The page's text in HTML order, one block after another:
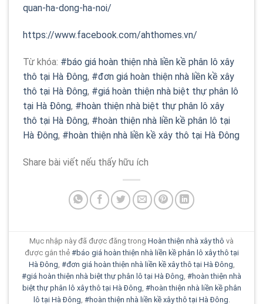
quan-ha-dong-ha-noi/
https://www.facebook.com/ahthomes.vn/
Từ khóa: #báo giá hoàn thiện nhà liền kề phân lô xây
thô tại Hà Đông, #đơn giá hoàn thiện nhà liền kề xây
thô tại Hà Đông, #giá hoàn thiện nhà biệt thự phân lô
tại Hà Đông, #hoàn thiện nhà biệt thự phân lô xây
thô tại Hà Đông, #hoàn thiện nhà liền kề phân lô tại
Hà Đông, #hoàn thiện nhà liền kề xây thô tại Hà Đông
Share bài viết nếu thấy hữu ích
Mục nhập này đã được đăng trong Hoàn thiện nhà xây thô và
được gắn thẻ #báo giá hoàn thiện nhà liền kề phân lô xây thô tại
Hà Đông, #đơn giá hoàn thiện nhà liền kề xây thô tại Hà Đông,
#giá hoàn thiện nhà biệt thự phân lô tại Hà Đông, #hoàn thiện nhà
biệt thự phân lô xây thô tại Hà Đông, #hoàn thiện nhà liền kề phân
lô tại Hà Đông, #hoàn thiện nhà liền kề xây thô tại Hà Đông.